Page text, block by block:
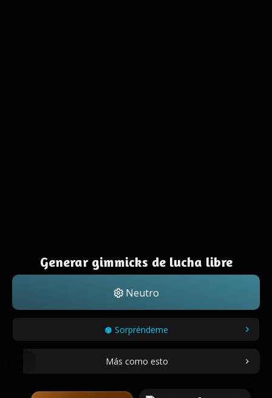
Generar gimmicks de lucha libre
Neutro
Sorpréndeme
Más como esto